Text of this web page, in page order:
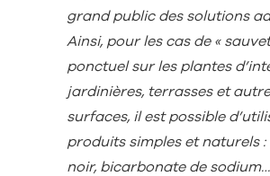
grand public des solutions
Ainsi, pour les cas de «
ponctuel sur les plantes
jardinières, terrasses et
surfaces, il est possible
produits simples et naturels :
noir, bicarbonate de